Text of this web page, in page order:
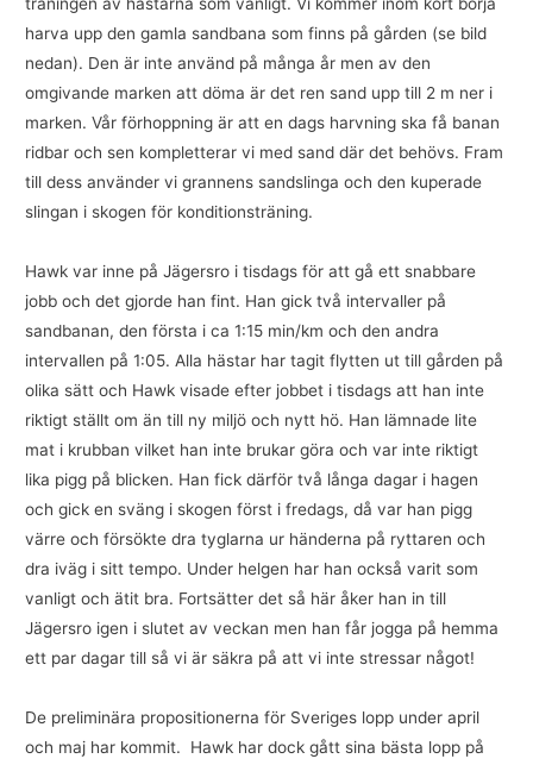
harva upp den gamla sandbana som finns på gården (se bild
nedan). Den är inte använd på många år men av den
omgivande marken att döma är det ren sand upp till 2 m ner i
marken. Vår förhoppning är att en dags harvning ska få banan
ridbar och sen kompletterar vi med sand där det behövs. Fram
till dess använder vi grannens sandslinga och den kuperade
slingan i skogen för konditionsträning.
Hawk var inne på Jägersro i tisdags för att gå ett snabbare
jobb och det gjorde han fint. Han gick två intervaller på
sandbanan, den första i ca 1:15 min/km och den andra
intervallen på 1:05. Alla hästar har tagit flytten ut till gården på
olika sätt och Hawk visade efter jobbet i tisdags att han inte
riktigt ställt om än till ny miljö och nytt hö. Han lämnade lite
mat i krubban vilket han inte brukar göra och var inte riktigt
lika pigg på blicken. Han fick därför två långa dagar i hagen
och gick en sväng i skogen först i fredags, då var han pigg
värre och försökte dra tyglarna ur händerna på ryttaren och
dra iväg i sitt tempo. Under helgen har han också varit som
vanligt och ätit bra. Fortsätter det så här åker han in till
Jägersro igen i slutet av veckan men han får jogga på hemma
ett par dagar till så vi är säkra på att vi inte stressar något!
De preliminära propositionerna för Sveriges lopp under april
och maj har kommit. Hawk har dock gått sina bästa lopp på